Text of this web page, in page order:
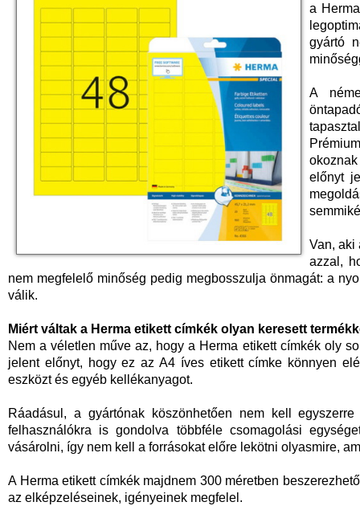
a
gyártó
A
előnyt
Van, aki
azzal,
nem megfelelő minőség pedig megbosszulja önmagát: a
válik.
Miért váltak a Herma etikett címkék olyan keresett
Nem a véletlen műve az, hogy a Herma etikett címkék oly
jelent előnyt, hogy ez az A4 íves etikett címke könnyen
eszközt és egyéb kellékanyagot.
Ráadásul, a gyártónak köszönhetően nem kell
felhasználókra is gondolva többféle csomagolási
vásárolni, így nem kell a forrásokat előre lekötni olyasmire,
A Herma etikett címkék majdnem 300 méretben
az elképzeléseinek, igényeinek megfelel.